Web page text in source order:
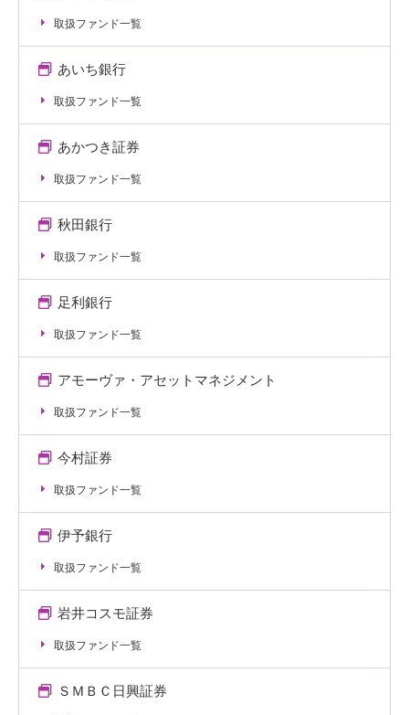
取扱ファンド一覧
あいち銀行
取扱ファンド一覧
あかつき証券
取扱ファンド一覧
秋田銀行
取扱ファンド一覧
足利銀行
取扱ファンド一覧
アモーヴァ・アセットマネジメント
取扱ファンド一覧
今村証券
取扱ファンド一覧
伊予銀行
取扱ファンド一覧
岩井コスモ証券
取扱ファンド一覧
ＳＭＢＣ日興証券